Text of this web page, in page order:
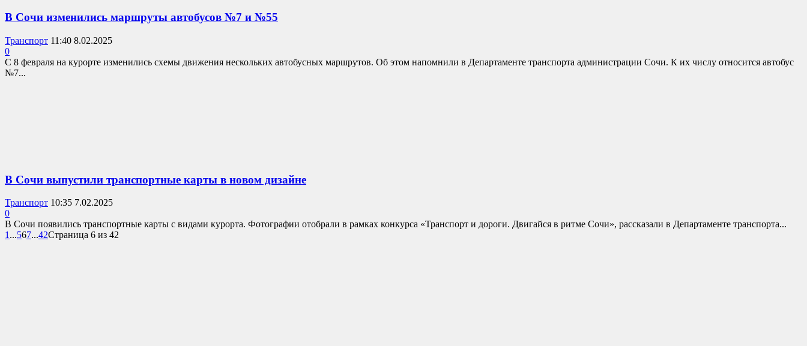
В Сочи изменились маршруты автобусов №7 и №55
Транспорт 11:40 8.02.2025
0
С 8 февраля на курорте изменились схемы движения нескольких автобусных маршрутов. Об этом напомнили в Департаменте транспорта администрации Сочи. К их числу относится автобус
№7...
В Сочи выпустили транспортные карты в новом дизайне
Транспорт 10:35 7.02.2025
0
В Сочи появились транспортные карты с видами курорта. Фотографии отобрали в рамках конкурса «Транспорт и дороги. Двигайся в ритме Сочи», рассказали в Департаменте транспорта...
1 ...567...42Страница 6 из 42